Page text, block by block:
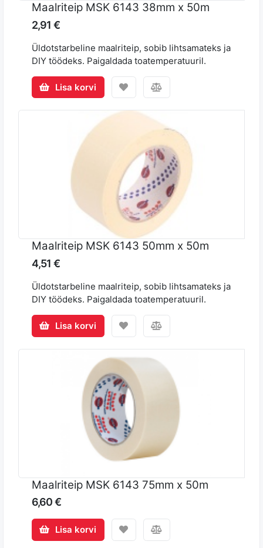
Maalriteip MSK 6143 38mm x 50m
2,91 €
Üldotstarbeline maalriteip, sobib lihtsamateks ja
DIY töödeks. Paigaldada toatemperatuuril.
Lisa korvi
Maalriteip MSK 6143 50mm x 50m
4,51 €
Üldotstarbeline maalriteip, sobib lihtsamateks ja
DIY töödeks. Paigaldada toatemperatuuril.
Lisa korvi
Maalriteip MSK 6143 75mm x 50m
6,60 €
Lisa korvi